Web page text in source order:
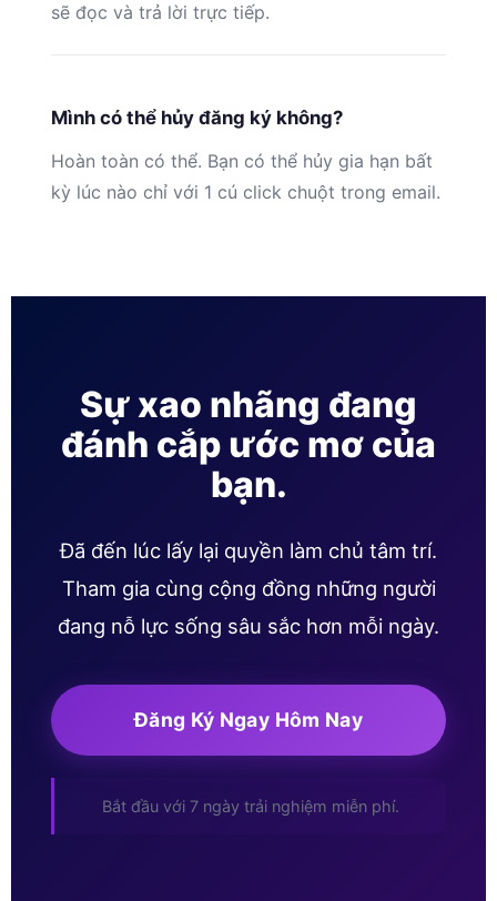
sẽ đọc và trả lời trực tiếp.
Mình có thể hủy đăng ký không?
Hoàn toàn có thể. Bạn có thể hủy gia hạn bất
kỳ lúc nào chỉ với 1 cú click chuột trong email.
Sự xao nhãng đang
đánh cắp ước mơ của
bạn.
Đã đến lúc lấy lại quyền làm chủ tâm trí.
Tham gia cùng cộng đồng những người
đang nỗ lực sống sâu sắc hơn mỗi ngày.
Đăng Ký Ngay Hôm Nay
Bắt đầu với 7 ngày trải nghiệm miễn phí.